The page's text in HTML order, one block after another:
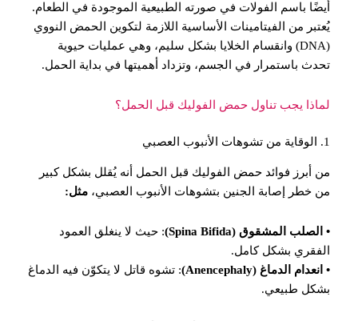
أيضًا باسم الفولات في صورته الطبيعية الموجودة في الطعام.
يُعتبر من الفيتامينات الأساسية اللازمة لتكوين الحمض النووي
(DNA) وانقسام الخلايا بشكل سليم، وهي عمليات حيوية
تحدث باستمرار في الجسم، وتزداد أهميتها في بداية الحمل.
لماذا يجب تناول حمض الفوليك قبل الحمل؟
1. الوقاية من تشوهات الأنبوب العصبي
من أبرز فوائد حمض الفوليك قبل الحمل أنه يُقلل بشكل كبير
من خطر إصابة الجنين بتشوهات الأنبوب العصبي، مثل:
• الصلب المشقوق (Spina Bifida)
: حيث لا ينغلق العمود
الفقري بشكل كامل.
• انعدام الدماغ (Anencephaly)
: تشوه قاتل لا يتكوّن فيه الدماغ
بشكل طبيعي.